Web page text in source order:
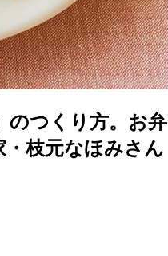
のつくり方。お弁
枝元なほみさん